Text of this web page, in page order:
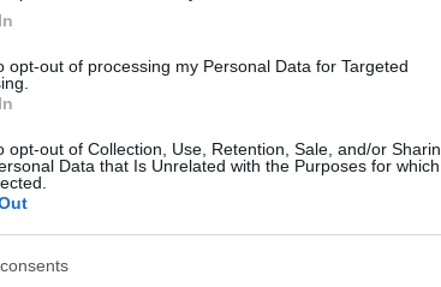
opt-out of processing my Personal Data for Targeted
opt-out of Collection, Use, Retention, Sale, and/or
Data that Is Unrelated with the Purposes for
Η αναμέτρηση για τους δύο
μητροπολιτικούς δήμους, ιδίως